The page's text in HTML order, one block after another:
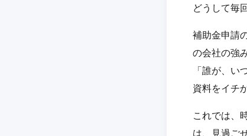
どうして毎
補助金申請
の会社の強
「誰が、
資料をイチ
これでは、
は、見過ご